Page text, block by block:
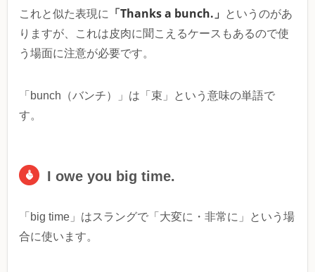
これと似た表現に 「Thanks a bunch.」
というのがあ
りますが、これは皮肉に聞こえるケースもあるので使
う場面に注意が必要です。
「bunch（バンチ）」は「束」という意味の単語で
す。
I owe you big time.
「big time」はスラングで「大変に・非常に」という場
合に使います。